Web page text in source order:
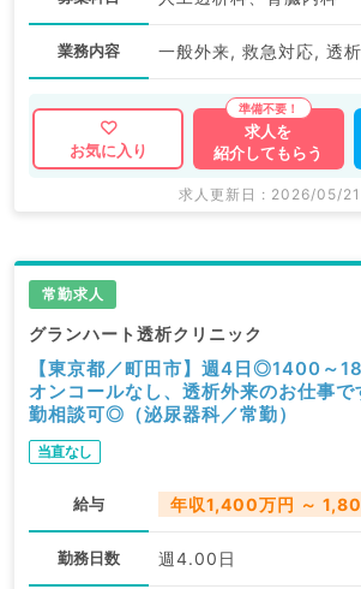
業務内容 一般外来, 救急対応, 透
お気に入り
求人を
紹介してもらう
求人更新日 : 2026/05/21
常勤求人
グランハート透析クリニック
【東京都／町田市】週4日◎1400～
オンコールなし、透析外来のお仕事
勤相談可◎（泌尿器科／常勤）
当直なし
給与 年収1,400万円 ～
勤務日数 週4.00日